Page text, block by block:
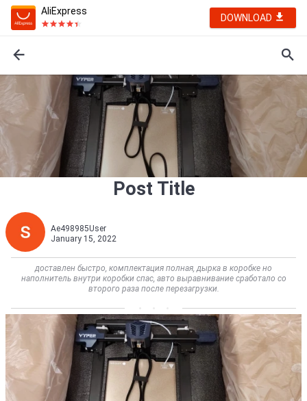
AliExpress
DOWNLOAD
Post Title
Ae498985User
January 15, 2022
доставлен быстро, комплектация полная, дырка в коробке но
наполнитель внутри коробки спас, авто выравнивание сработало со
второго раза после перезагрузки.